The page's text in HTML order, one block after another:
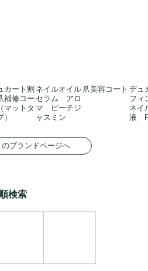
カート割
補修コー
マットタ
）
ネイルオイル
セラム アロ
マ ピーチジ
ャスミン
爪美容コート デ
フィ
ネイ
液
ブランドページへ
検索